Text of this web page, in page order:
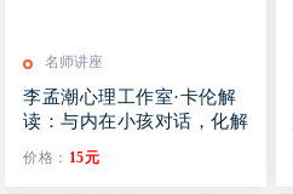
名师讲座
李孟潮心理工作室·卡伦解
读：与内在小孩对话，化解
价格： 15元